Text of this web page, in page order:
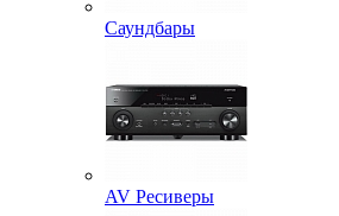
Саундбары
AV Ресиверы